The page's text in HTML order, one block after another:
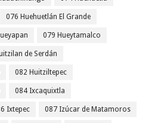
076 Huehuetlán El Grande
079 Hueytamalco
de Serdán
082 Huitziltepec
084 Ixcaquixtla
Ixtepec 087 Izúcar de Matamoros